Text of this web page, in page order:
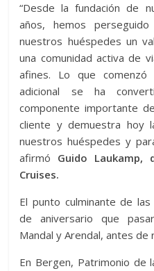
“Desde la fundación de
años, hemos
nuestros huéspedes un
una comunidad activa de
afines. Lo que
adicional se ha
componente importante
cliente y demuestra hoy
nuestros huéspedes y
afirmó Guido Laukamp,
Cruises.
El punto culminante de
de aniversario que
Mandal y Arendal, antes de
En Bergen, Patrimonio de